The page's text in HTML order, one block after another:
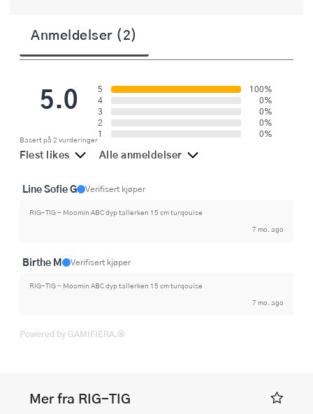
Anmeldelser (2)
5.0
Basert på 2 vurderinger
5
100%
4
0%
3
0%
2
0%
1
0%
Flest likes Alle anmeldelser
Line Sofie G Verifisert kjøper
RIG-TIG - Moomin ABC dyp tallerken 15 cm turqouise
7 mo. ago
Birthe M Verifisert kjøper
RIG-TIG - Moomin ABC dyp tallerken 15 cm turqouise
7 mo. ago
Powered by GAMIFIERA.®
Mer fra RIG-TIG